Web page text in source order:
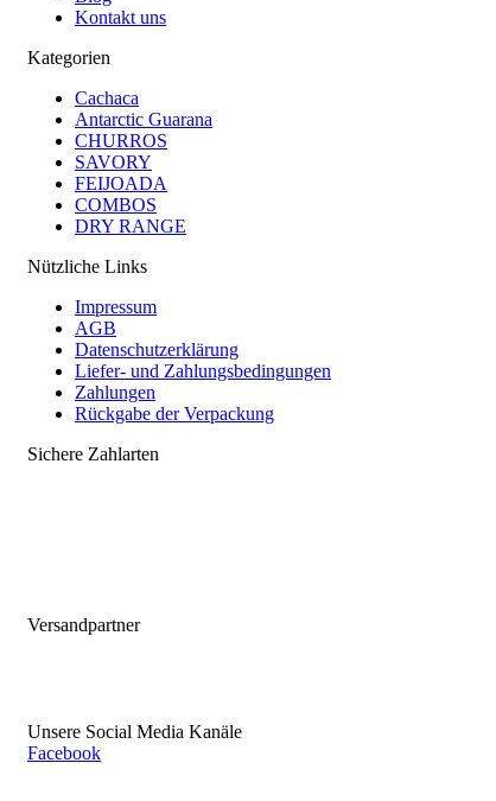
Kontakt uns
Kategorien
Cachaca
Antarctic Guarana
CHURROS
SAVORY
FEIJOADA
COMBOS
DRY RANGE
Nützliche Links
Impressum
AGB
Datenschutzerklärung
Liefer- und Zahlungsbedingungen
Zahlungen
Rückgabe der Verpackung
Sichere Zahlarten
Versandpartner
Unsere Social Media Kanäle
Facebook